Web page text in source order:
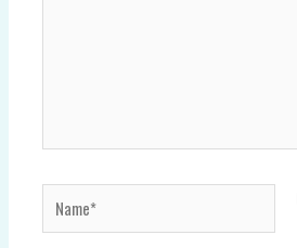
Name*